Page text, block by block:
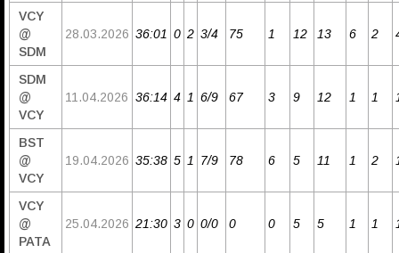
VCY
@
SDM
28.03.2026 36:01 0 2 3/4 75 1 12 13 6 2
SDM
@
VCY
11.04.2026 36:14 4 1 6/9 67 3 9 12 1 1
BST
@
VCY
19.04.2026 35:38 5 1 7/9 78 6 5 11 1 2
VCY
@
PATA
25.04.2026 21:30 3 0 0/0 0 0 5 5 1 1